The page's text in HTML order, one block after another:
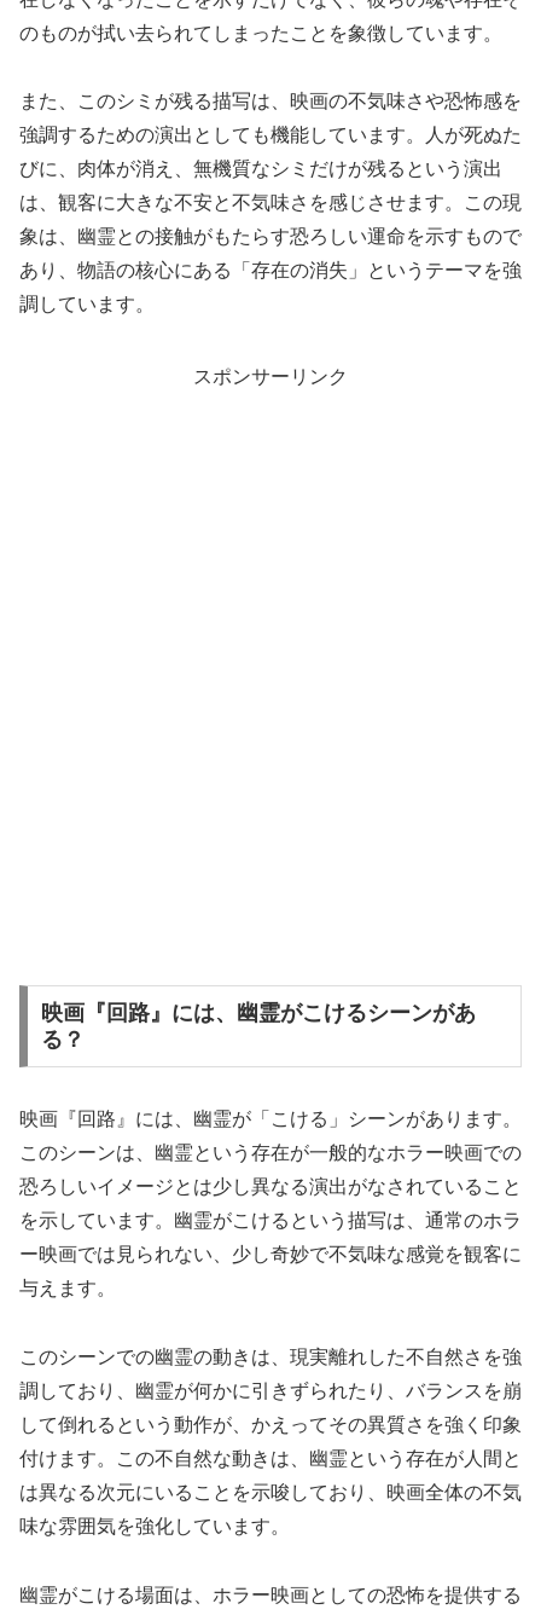
のものが拭い去られてしまったことを象徴しています。
また、このシミが残る描写は、映画の不気味さや恐怖感を
強調するための演出としても機能しています。人が死ぬた
びに、肉体が消え、無機質なシミだけが残るという演出
は、観客に大きな不安と不気味さを感じさせます。この現
象は、幽霊との接触がもたらす恐ろしい運命を示すもので
あり、物語の核心にある「存在の消失」というテーマを強
調しています。
スポンサーリンク
映画『回路』には、幽霊がこけるシーンがあ
る？
映画『回路』には、幽霊が「こける」シーンがあります。
このシーンは、幽霊という存在が一般的なホラー映画での
恐ろしいイメージとは少し異なる演出がなされていること
を示しています。幽霊がこけるという描写は、通常のホラ
ー映画では見られない、少し奇妙で不気味な感覚を観客に
与えます。
このシーンでの幽霊の動きは、現実離れした不自然さを強
調しており、幽霊が何かに引きずられたり、バランスを崩
して倒れるという動作が、かえってその異質さを強く印象
付けます。この不自然な動きは、幽霊という存在が人間と
は異なる次元にいることを示唆しており、映画全体の不気
味な雰囲気を強化しています。
幽霊がこける場面は、ホラー映画としての恐怖を提供する